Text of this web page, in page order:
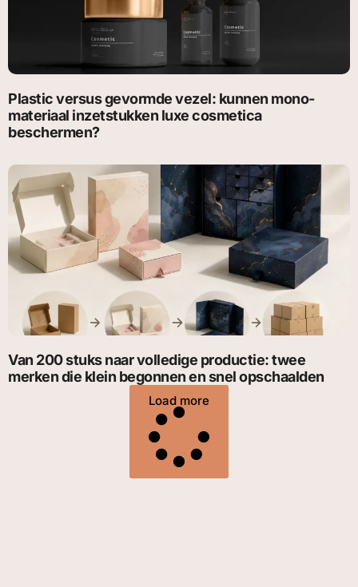
Plastic versus gevormde vezel: kunnen mono-
materiaal inzetstukken luxe cosmetica
beschermen?
Van 200 stuks naar volledige productie: twee
merken die klein begonnen en snel opschaalden
Load more